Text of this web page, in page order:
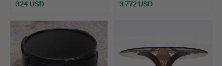
324 USD 3 772 USD